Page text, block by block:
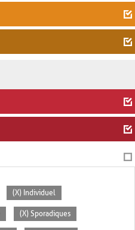
(X) Individuel
(X) Sporadiques